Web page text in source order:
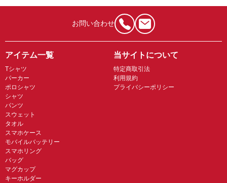
お問い合わせ
アイテム一覧
Tシャツ
パーカー
ポロシャツ
シャツ
パンツ
スウェット
タオル
スマホケース
モバイルバッテリー
スマホリング
バッグ
マグカップ
キーホルダー
当サイトについて
特定商取引法
利用規約
プライバシーポリシー